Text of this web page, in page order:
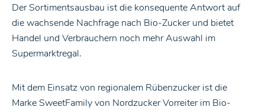
Der Sortimentsausbau ist die konsequente Antwort auf
die wachsende Nachfrage nach Bio-Zucker und bietet
Handel und Verbrauchern noch mehr Auswahl im
Supermarktregal.
Mit dem Einsatz von regionalem Rübenzucker ist die
Marke SweetFamily von Nordzucker Vorreiter im Bio-